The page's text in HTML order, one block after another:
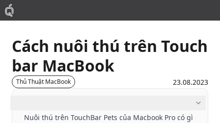
Mac
MacBook Pro
Cách nuôi thú trên Touch
bar MacBook
Thủ Thuật MacBook 23.08.2023
Nuôi thú trên TouchBar Pets của Macbook Pro có gì